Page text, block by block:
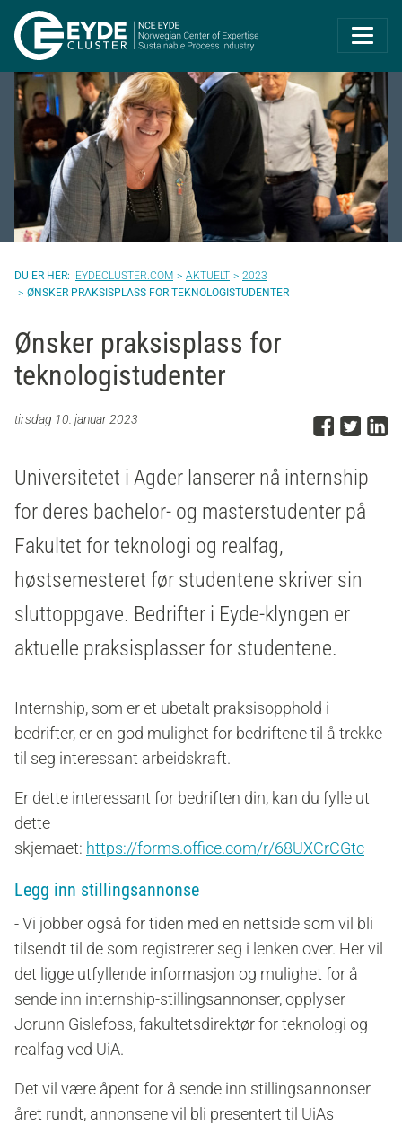
Eyde-Cluster |
EYDECLUSTER.COM AKTUELT
2023
ØNSKER PRAKSISPLASS FOR TEKNOLOGISTUDENTER
Ønsker praksisplass for
teknologistudenter
tirsdag 10. januar 2023 DelDel
Universitetet i Agder lanserer nå internship
for deres bachelor- og masterstudenter på
Fakultet for teknologi og realfag,
høstsemesteret før studentene skriver sin
sluttoppgave. Bedrifter i Eyde-klyngen er
aktuelle praksisplasser for studentene.
Internship, som er et ubetalt praksisopphold i
bedrifter, er en god mulighet for bedriftene til å trekke
til seg interessant arbeidskraft.
Er dette interessant for bedriften din, kan du fylle ut
dette
skjemaet: https://forms.office.com/r/68UXCrCGtc
Legg inn stillingsannonse
- Vi jobber også for tiden med en nettside som vil bli
tilsendt til de som registrerer seg i lenken over. Her vil
det ligge utfyllende informasjon og mulighet for å
sende inn internship-stillingsannonser, opplyser
Jorunn Gislefoss, fakultetsdirektør for teknologi og
realfag ved UiA.
Det vil være åpent for å sende inn stillingsannonser
året rundt, annonsene vil bli presentert til UiAs